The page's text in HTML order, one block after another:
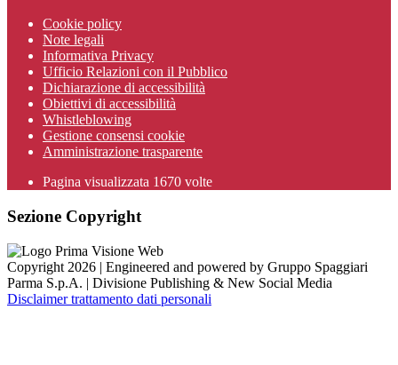
Cookie policy
Note legali
Informativa Privacy
Ufficio Relazioni con il Pubblico
Dichiarazione di accessibilità
Obiettivi di accessibilità
Whistleblowing
Gestione consensi cookie
Amministrazione trasparente
Pagina visualizzata 1670 volte
Sezione Copyright
Copyright 2026 | Engineered and powered by Gruppo Spaggiari
Parma S.p.A. | Divisione Publishing & New Social Media
Disclaimer trattamento dati personali